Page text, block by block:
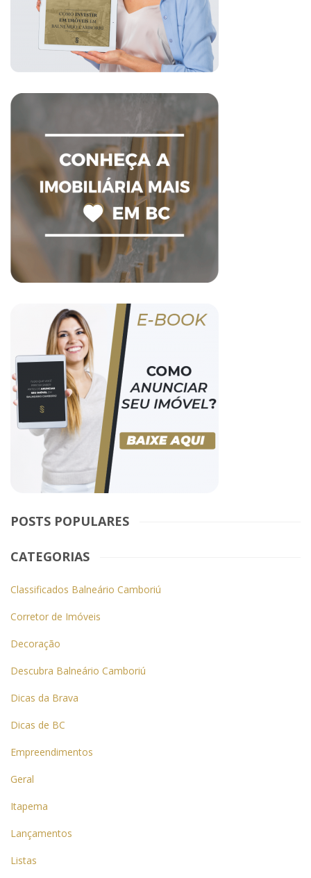
POSTS POPULARES
CATEGORIAS
Classificados Balneário Camboriú
Corretor de Imóveis
Decoração
Descubra Balneário Camboriú
Dicas da Brava
Dicas de BC
Empreendimentos
Geral
Itapema
Lançamentos
Listas